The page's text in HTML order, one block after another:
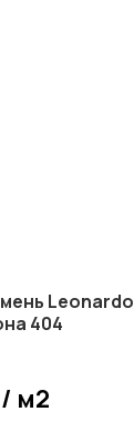
Leonardo
404
/ м2